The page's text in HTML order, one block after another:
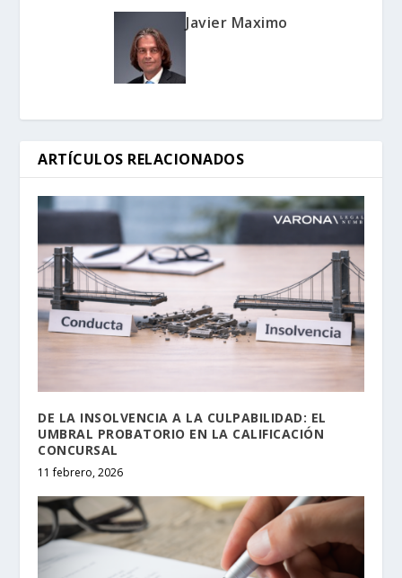
Javier Maximo
ARTÍCULOS RELACIONADOS
DE LA INSOLVENCIA A LA CULPABILIDAD: EL
UMBRAL PROBATORIO EN LA CALIFICACIÓN
CONCURSAL
11 febrero, 2026